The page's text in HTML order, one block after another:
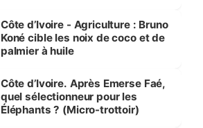
Côte d’Ivoire - Agriculture : Bruno
Koné cible les noix de coco et de
palmier à huile
Côte d’Ivoire. Après Emerse Faé,
quel sélectionneur pour les
Éléphants ? (Micro-trottoir)